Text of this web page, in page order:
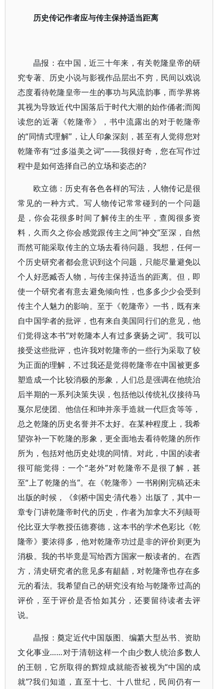
历史传记作者应与传主保持适当距离
晶报：在中国，近三十年来，有关乾隆皇帝的研
究专著、历史小说与影视作品层出不穷，民间以戏说
态度看待乾隆皇帝一生的事功与风流韵事，而学界将
其视为导致近代中国落后于时代大潮的始作俑者;而阅
读您的近著《乾隆帝》，书中流露出的对于乾隆帝
的“同情式理解”，让人印象深刻，甚至有人觉得您对
乾隆帝有“过多溢美之词”——我很好奇，您在写作过
程中是如何选择自己的立场和姿态的?
欧立德：历史有各色各样的写法，人物传记是很
常见的一种方式。写人物传记常常碰到的一个问题
是，你会花很多时间了解传主的生平，查阅很多资
料，久而久之你会感觉跟传主之间“神交”至深，自然
而然可能采取传主的立场去看待问题。我想，任何一
个历史研究者都会意识到这个问题，只能尽量避免以
个人好恶臧否人物，与传主保持适当的距离。但，即
使一个研究者有意去避免倾向性，也多多少少会受到
传主个人魅力的影响。至于《乾隆帝》一书，既有来
自中国学者的批评，也有来自美国同行们的意见，他
们觉得这本书“对乾隆本人有过多褒扬之词”。我可以
接受这些批评，也许我对乾隆帝的一些行为采取了较
为正面的理解，不过我还是觉得乾隆帝在中国被更多
塑造成一个比较消极的形象，人们总是强调在他统治
后半期的一系列决策失误，包括他以传统礼仪接待马
戛尔尼使团、他信任和珅并亲手造就一代巨贪等等，
总之乾隆的历史名誉并不太好。在某种程度上，我希
望弥补一下乾隆的形象，更全面地去看待乾隆的所作
所为，包括对他历史处境的同情。对此，中国的读者
很可能觉得：一个“老外”对乾隆帝不是很了解，甚
至“上了乾隆的当”。在《乾隆帝》一书刚刚完稿还未
出版的时候，《剑桥中国史·清代卷》出版了，其中一
章专门讲乾隆帝时代的历史，作者为加拿大不列颠哥
伦比亚大学教授伍德赛德，这本书的学术色彩比《乾
隆帝》要浓得多，他对乾隆帝功过是非的评价则更为
消极。我的书毕竟是写给西方国家一般读者的。在西
方，清史研究者的意见多有龃龉，对乾隆帝也存在多
元的看法。我希望自己的研究没有给与乾隆帝过高的
评价，至于评价是否恰如其分，还要留待读者去评
说。
晶报：奠定近代中国版图、编纂大型丛书、资助
文化事业……对于清朝这样一个由少数人统治多数人
的王朝，它所取得的辉煌成就能否被视为“中国的成
就”?我们知道，直至十七、十八世纪，民间仍有一